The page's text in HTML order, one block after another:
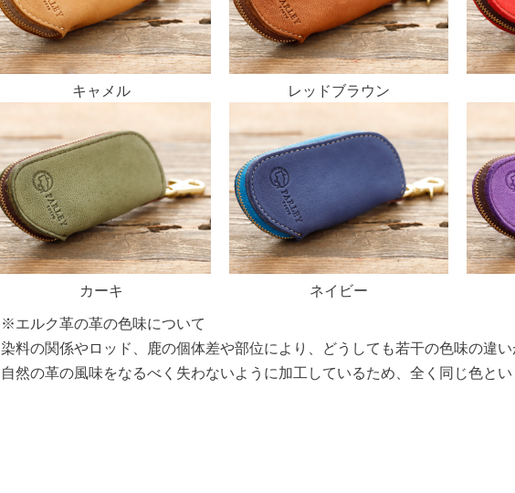
キャメル レッドブラウン
カーキ ネイビー
※エルク革の革の色味について
染料の関係やロッド、鹿の個体差や部位により、どうしても若干の色味の違い
自然の革の風味をなるべく失わないように加工しているため、全く同じ色と